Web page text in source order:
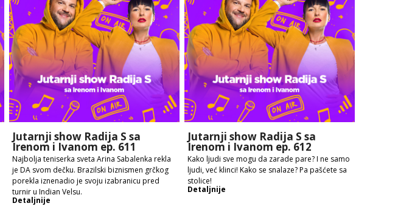
Jutarnji show Radija S sa
Irenom i Ivanom ep. 611
Najbolja teniserka sveta Arina Sabalenka rekla
je DA svom dečku. Brazilski biznismen grčkog
porekla iznenadio je svoju izabranicu pred
turnir u Indian Velsu.
Detaljnije
Jutarnji show Radija S sa
Irenom i Ivanom ep. 612
Kako ljudi sve mogu da zarade pare? I ne samo
ljudi, već klinci! Kako se snalaze? Pa pašćete sa
stolice!
Detaljnije